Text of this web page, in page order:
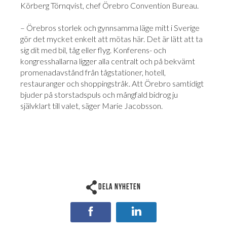
Körberg Törnqvist, chef Örebro Convention Bureau.
– Örebros storlek och gynnsamma läge mitt i Sverige
gör det mycket enkelt att mötas här. Det är lätt att ta
sig dit med bil, tåg eller flyg. Konferens- och
kongresshallarna ligger alla centralt och på bekvämt
promenadavstånd från tågstationer, hotell,
restauranger och shoppingstråk. Att Örebro samtidigt
bjuder på storstadspuls och mångfald bidrog ju
självklart till valet, säger Marie Jacobsson.
Dela nyheten